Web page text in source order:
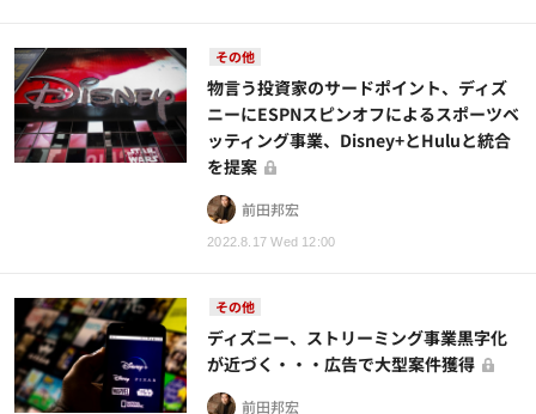
その他
2022.8.17 Wed 12:00
物言う投資家のサードポイント、ディズ
ニーにESPNスピンオフによるスポーツベ
ッティング事業、Disney+とHuluと統合
を提案
前田邦宏
その他
ディズニー、ストリーミング事業黒字化
が近づく・・・広告で大型案件獲得
前田邦宏